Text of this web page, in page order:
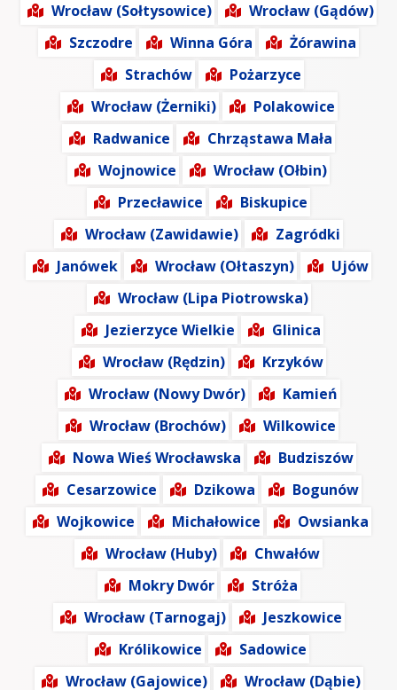
Wrocław (Sołtysowice)
Wrocław (Gądów)
Szczodre
Winna Góra
Żórawina
Strachów
Pożarzyce
Wrocław (Żerniki)
Polakowice
Radwanice
Chrząstawa Mała
Wojnowice
Wrocław (Ołbin)
Przecławice
Biskupice
Wrocław (Zawidawie)
Zagródki
Janówek
Wrocław (Ołtaszyn)
Ujów
Wrocław (Lipa Piotrowska)
Jezierzyce Wielkie
Glinica
Wrocław (Rędzin)
Krzyków
Wrocław (Nowy Dwór)
Kamień
Wrocław (Brochów)
Wilkowice
Nowa Wieś Wrocławska
Budziszów
Cesarzowice
Dzikowa
Bogunów
Wojkowice
Michałowice
Owsianka
Wrocław (Huby)
Chwałów
Mokry Dwór
Stróża
Wrocław (Tarnogaj)
Jeszkowice
Królikowice
Sadowice
Wrocław (Gajowice)
Wrocław (Dąbie)